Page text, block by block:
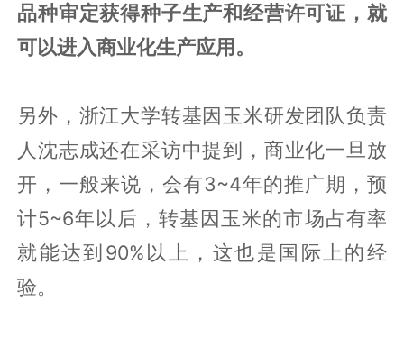
品种审定获得种子生产和经营许可证，就
可以进入商业化生产应用。
另外，浙江大学转基因玉米研发团队负责
人沈志成还在采访中提到，商业化一旦放
开，一般来说，会有3~4年的推广期，预
计5~6年以后，转基因玉米的市场占有率
就能达到90%以上，这也是国际上的经
验。